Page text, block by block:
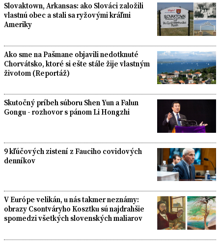
Slovaktown, Arkansas: ako Slováci založili
vlastnú obec a stali sa ryžovými kráľmi
Ameriky
Ako sme na Pašmane objavili nedotknuté
Chorvátsko, ktoré si ešte stále žije vlastným
životom (Reportáž)
Skutočný príbeh súboru Shen Yun a Falun
Gongu - rozhovor s pánom Li Hongzhi
9 kľúčových zistení z Fauciho covidových
denníkov
V Európe velikán, u nás takmer neznámy:
obrazy Csontváryho Kosztku sú najdrahšie
spomedzi všetkých slovenských maliarov